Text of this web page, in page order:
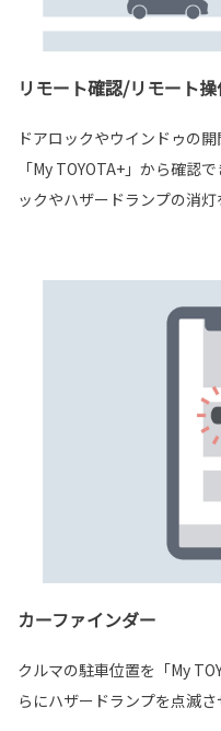
リモート確認/リモート
ドアロックやウインドゥの
「My TOYOTA+」から確認
ックやハザードランプの消灯
カーファインダー
クルマの駐車位置を「My
らにハザードランプを点滅さ